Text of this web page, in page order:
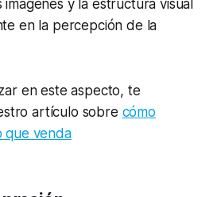
imágenes y la estructura visual
en la percepción de la
en este aspecto, te
artículo sobre cómo
que venda